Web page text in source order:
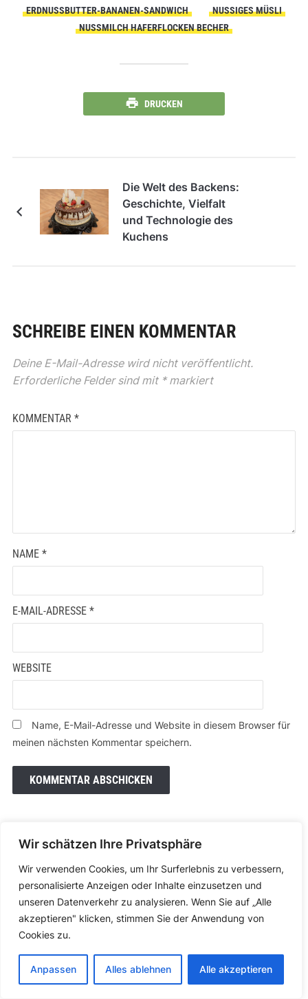
Wir schätzen Ihre Privatsphäre
Wir verwenden Cookies, um Ihr Surferlebnis zu verbessern,
personalisierte Anzeigen oder Inhalte einzusetzen und
unseren Datenverkehr zu analysieren. Wenn Sie auf „Alle
akzeptieren" klicken, stimmen Sie der Anwendung von
Cookies zu.
Anpassen Alles ablehnen Alle akzeptieren
ERDNUSSBUTTER-BANANEN-SANDWICH
NUSSIGES MÜSLI
NUSSMILCH HAFERFLOCKEN BECHER
DRUCKEN
Die Welt des Backens:
Geschichte, Vielfalt
und Technologie des
Kuchens
SCHREIBE EINEN KOMMENTAR
Deine E-Mail-Adresse wird nicht veröffentlicht.
Erforderliche Felder sind mit *markiert
KOMMENTAR *
NAME *
E-MAIL-ADRESSE *
WEBSITE
Name, E-Mail-Adresse und Website in diesem Browser für
meinen nächsten Kommentar speichern.
SUCHEN
NEUESTE BEITRÄGE